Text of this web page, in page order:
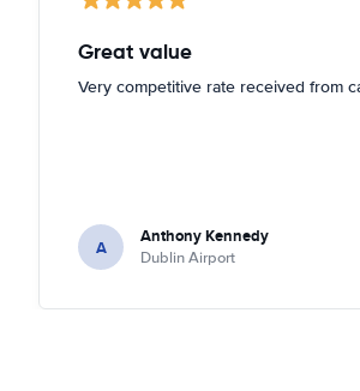
Great value
Very competitive rate received from
A Anthony Kennedy
Dublin Airport